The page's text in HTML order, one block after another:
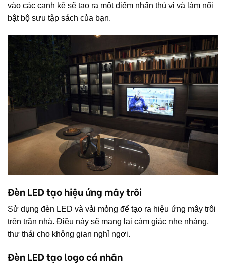
vào các cạnh kệ sẽ tạo ra một điểm nhấn thú vị và làm nổi
bật bộ sưu tập sách của bạn.
Đèn LED tạo hiệu ứng mây trôi
Sử dụng đèn LED và vải mỏng để tạo ra hiệu ứng mây trôi
trên trần nhà. Điều này sẽ mang lại cảm giác nhẹ nhàng,
thư thái cho không gian nghỉ ngơi.
Đèn LED tạo logo cá nhân